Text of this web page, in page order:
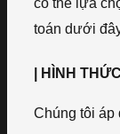
toán dưới
| HÌNH
Chúng tôi áp